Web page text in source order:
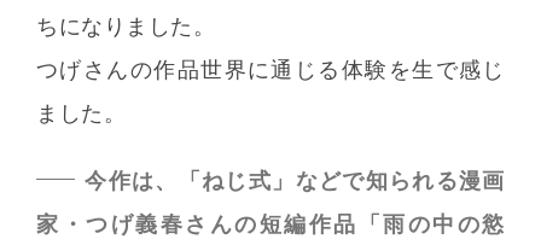
ちになりました。
つげさんの作品世界に通じる体験を生で感じ
ました。
今作は、「ねじ式」などで知られる漫画
家・つげ義春さんの短編作品「雨の中の慾